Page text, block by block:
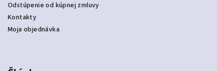
Odstúpenie od kúpnej zmluvy
Kontakty
Moja objednávka